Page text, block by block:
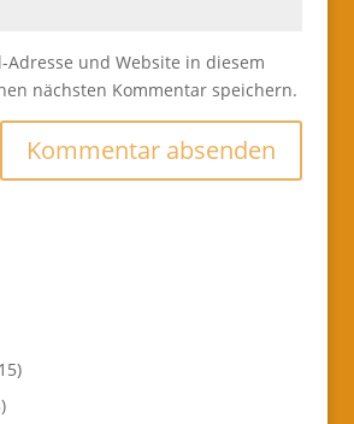
Adresse und Website in diesem
nächsten Kommentar speichern.